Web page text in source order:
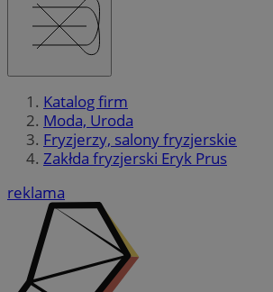
Katalog firm
Moda, Uroda
Fryzjerzy, salony fryzjerskie
Zakłda fryzjerski Eryk Prus
reklama